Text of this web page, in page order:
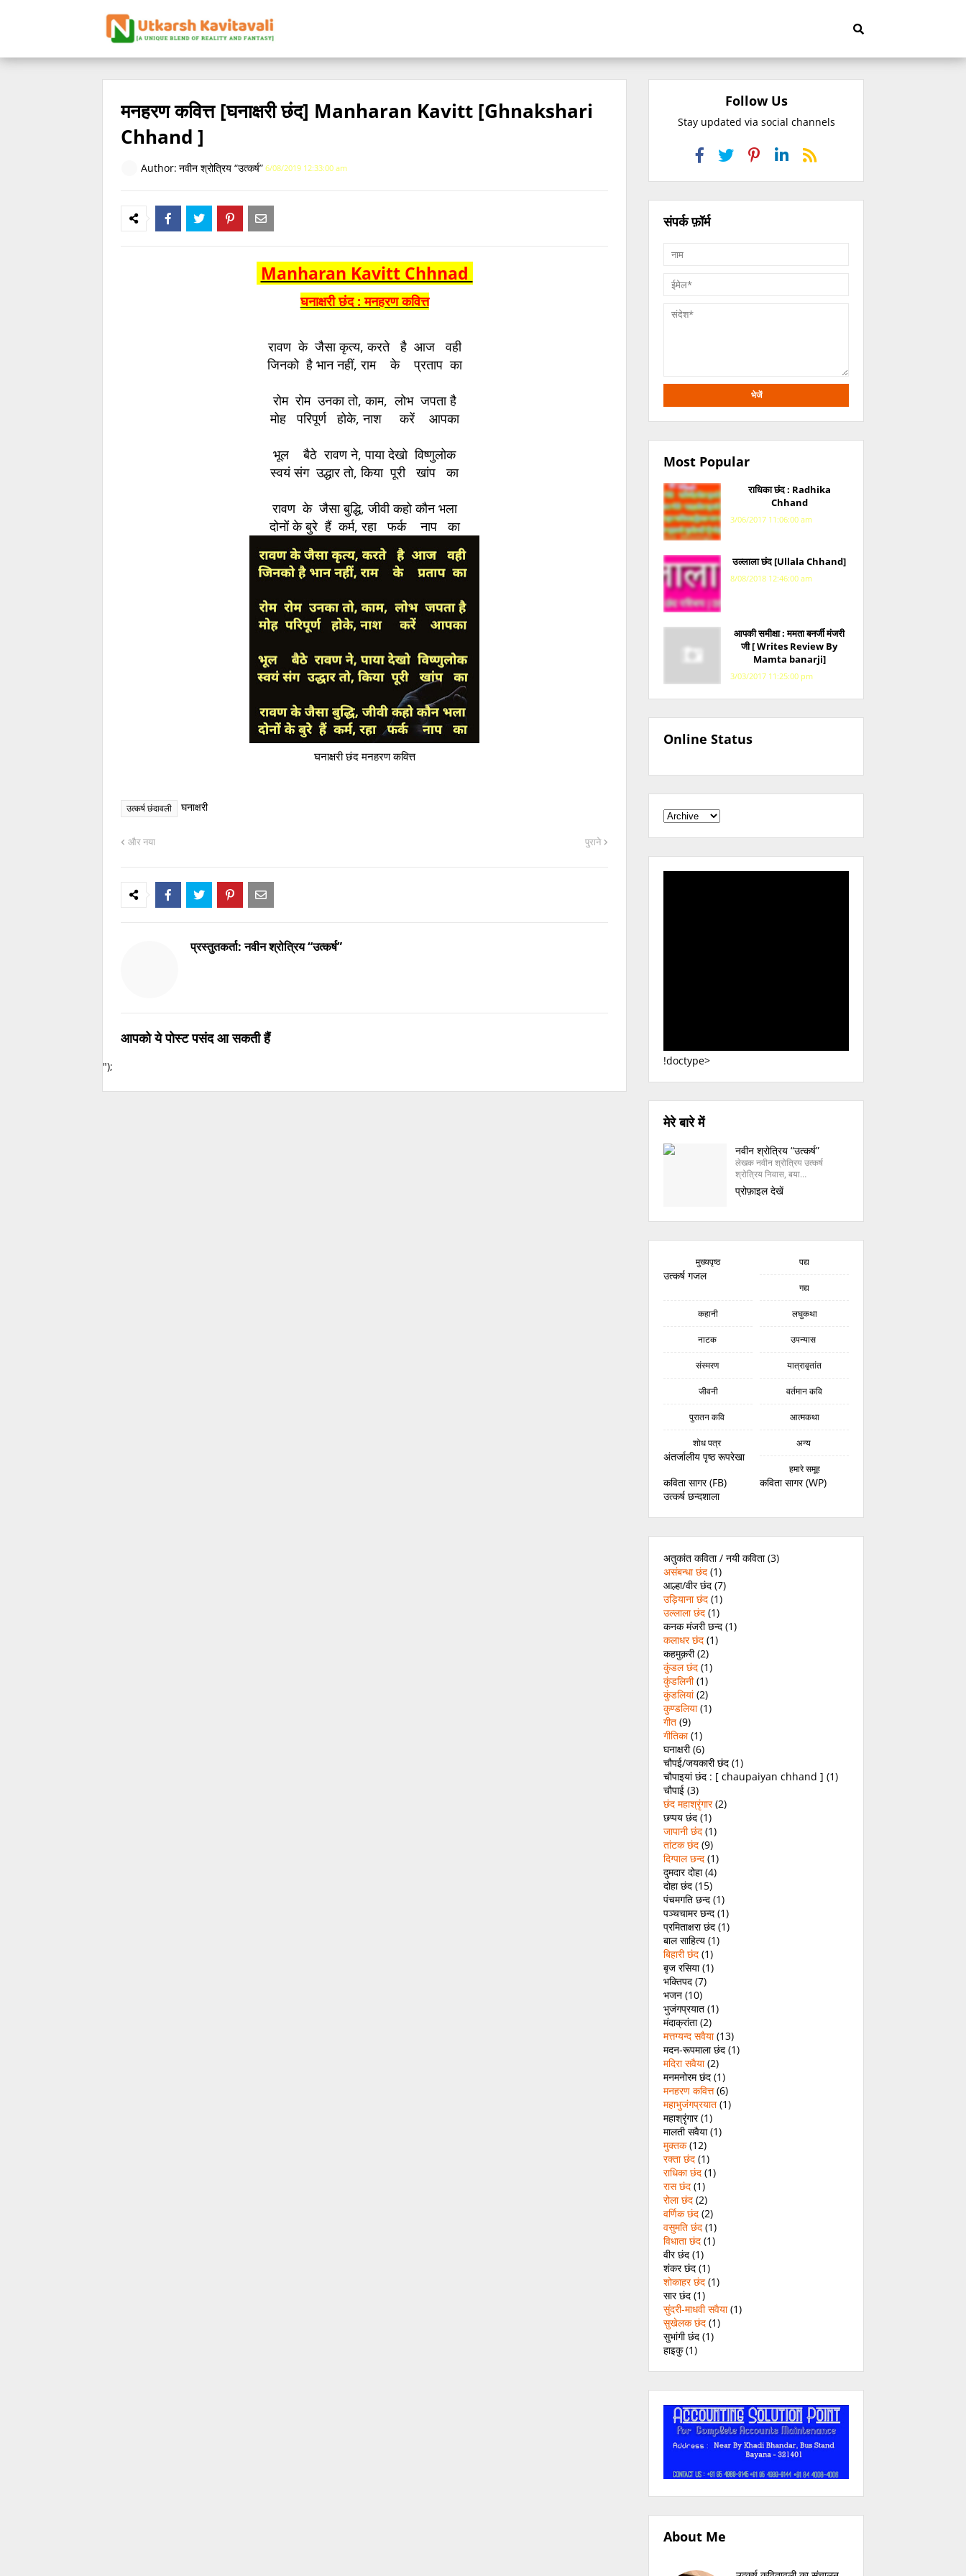
मनहरण कवित्त [घनाक्षरी छंद] Manharan Kavitt [Ghnakshari
Chhand ]
Author: नवीन श्रोत्रिय “उत्कर्ष” 6/08/2019 12:33:00 am
Manharan Kavitt Chhnad
घनाक्षरी छंद : मनहरण कवित्त
रावण के जैसा कृत्य, करते है आज वही
जिनको है भान नहीं, राम के प्रताप का
रोम रोम उनका तो, काम, लोभ जपता है
मोह परिपूर्ण होके, नाश करें आपका
भूल बैठे रावण ने, पाया देखो विष्णुलोक
स्वयं संग उद्धार तो, किया पूरी खांप का
रावण के जैसा बुद्धि, जीवी कहो कौन भला
दोनों के बुरे हैं कर्म, रहा फर्क नाप का
घनाक्षरी छंद मनहरण कवित्त
उत्कर्ष छंदावली घनाक्षरी
और नया पुराने
प्रस्तुतकर्ता:नवीन श्रोत्रिय “उत्कर्ष”
आपको ये पोस्ट पसंद आ सकती हैं
");
Follow Us
Stay updated via social channels
संपर्क फ़ॉर्म
Most Popular
राधिका छंद : Radhika
Chhand
3/06/2017 11:06:00 am
उल्लाला छंद [Ullala Chhand]
8/08/2018 12:46:00 am
आपकी समीक्षा : ममता बनर्जी मंजरी
जी [ Writes Review By
Mamta banarji]
3/03/2017 11:25:00 pm
Online Status
!doctype>
मेरे बारे में
नवीन श्रोत्रिय “उत्कर्ष”
लेखक नवीन श्रोत्रिय उत्कर्ष
श्रोत्रिय निवास, बया…
प्रोफ़ाइल देखें
मुख्यपृष्ठ पद्य
उत्कर्ष गजल
गद्य
कहानी लघुकथा
नाटक उपन्यास
संस्मरण यात्रावृतांत
जीवनी वर्तमान कवि
पुरातन कवि आत्मकथा
शोध पत्र अन्य
अंतर्जालीय पृष्ठ रूपरेखा
हमारे समूह
कविता सागर (FB)
कविता सागर (WP)
उत्कर्ष छन्दशाला
अतुकांत कविता / नयी कविता(3)
असंबन्धा छंद (1)
आल्हा/वीर छंद (7)
उड़ियाना छंद (1)
उल्लाला छंद (1)
कनक मंजरी छन्द (1)
कलाधर छंद (1)
कहमुक़री(2)
कुंडल छंद (1)
कुंडलिनी (1)
कुंडलियां (2)
कुण्डलिया (1)
गीत (9)
गीतिका (1)
घनाक्षरी(6)
चौपई/जयकारी छंद (1)
चौपाइयां छंद : [ chaupaiyan chhand ] (1)
चौपाई (3)
छंद महाश्रृंगार (2)
छप्पय छंद (1)
जापानी छंद (1)
तांटक छंद (9)
दिग्पाल छन्द (1)
दुमदार दोहा(4)
दोहा छंद (15)
पंचमगति छन्द (1)
पञ्चचामर छन्द (1)
प्रमिताक्षरा छंद (1)
बाल साहित्य (1)
बिहारी छंद (1)
बृज रसिया(1)
भक्तिपद (7)
भजन (10)
भुजंगप्रयात (1)
मंदाक्रांता(2)
मत्तग्यन्द सवैया (13)
मदन-रूपमाला छंद (1)
मदिरा सवैया (2)
मनमनोरम छंद (1)
मनहरण कवित्त (6)
महाभुजंगप्रयात (1)
महाश्रृंगार(1)
मालती सवैया(1)
मुक्तक (12)
रक्ता छंद (1)
राधिका छंद (1)
रास छंद (1)
रोला छंद (2)
वर्णिक छंद (2)
वसुमति छंद (1)
विधाता छंद (1)
वीर छंद (1)
शंकर छंद (1)
शोकाहर छंद (1)
सार छंद (1)
सुंदरी-माधवी सवैया (1)
सुखेलक छंद (1)
सुभांगी छंद (1)
हाइकु(1)
About Me